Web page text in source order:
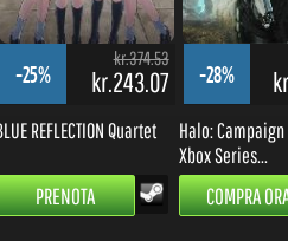
BLUE REFLECTION Quartet
PRENOTA
Halo: Campaign
Xbox Series...
COMPRA ORA